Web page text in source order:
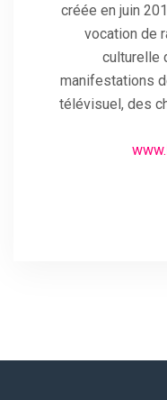
créée en juin
vocation de
culturelle
manifestations
télévisuel, des